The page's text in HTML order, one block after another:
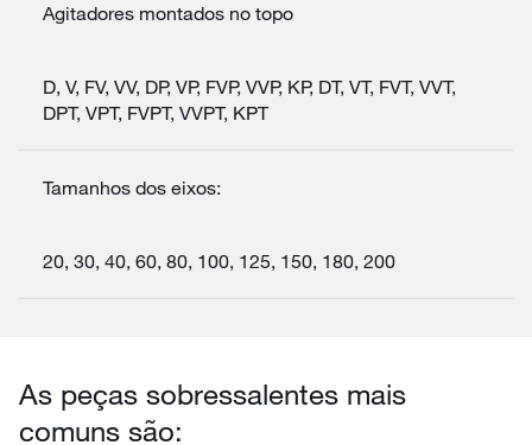
Agitadores montados no topo
D, V, FV, VV, DP, VP, FVP, VVP, KP, DT, VT, FVT, VVT,
DPT, VPT, FVPT, VVPT, KPT
Tamanhos dos eixos:
20, 30, 40, 60, 80, 100, 125, 150, 180, 200
As peças sobressalentes mais
comuns são: